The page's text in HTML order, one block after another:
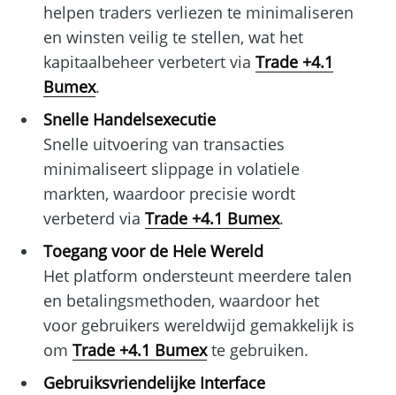
helpen traders verliezen te minimaliseren
en winsten veilig te stellen, wat het
kapitaalbeheer verbetert via Trade +4.1
Bumex.
Snelle Handelsexecutie
Snelle uitvoering van transacties
minimaliseert slippage in volatiele
markten, waardoor precisie wordt
verbeterd via Trade +4.1 Bumex.
Toegang voor de Hele Wereld
Het platform ondersteunt meerdere talen
en betalingsmethoden, waardoor het
voor gebruikers wereldwijd gemakkelijk is
om Trade +4.1 Bumexte gebruiken.
Gebruiksvriendelijke Interface